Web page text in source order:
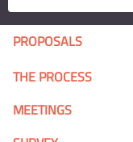
PROPOSALS
THE PROCESS
MEETINGS